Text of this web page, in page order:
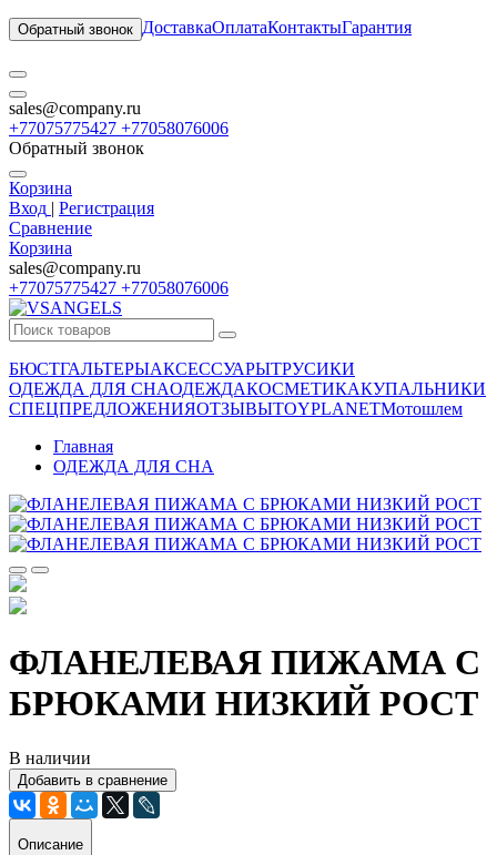
Обратный звонок ДоставкаОплатаКонтактыГарантия
sales@company.ru
+77075775427 +77058076006
Обратный звонок
Корзина
Вход | Регистрация
Сравнение
Корзина
sales@company.ru
+77075775427 +77058076006
БЮСТГАЛЬТЕРЫАКСЕССУАРЫТРУСИКИ
ОДЕЖДА ДЛЯ СНАОДЕЖДАКОСМЕТИКАКУПАЛЬНИКИ
СПЕЦПРЕДЛОЖЕНИЯОТЗЫВЫTOYPLANETМотошлем
Главная
ОДЕЖДА ДЛЯ СНА
ФЛАНЕЛЕВАЯ ПИЖАМА С
БРЮКАМИ НИЗКИЙ РОСТ
В наличии
Добавить в сравнение
Описание